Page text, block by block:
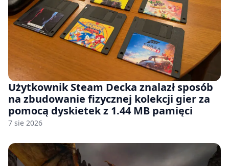
Użytkownik Steam Decka znalazł sposób
na zbudowanie fizycznej kolekcji gier za
pomocą dyskietek z 1.44 MB pamięci
7 sie 2026